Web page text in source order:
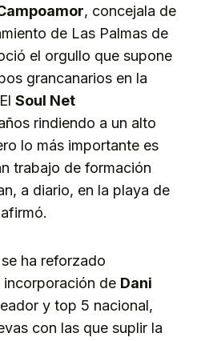
, concejala de
de Las Palmas de
el orgullo que supone
grancanarios en la
Soul Net
rindiendo a un alto
lo más importante es
trabajo de formación
a diario, en la playa de
ha reforzado
incorporación de Dani
y top 5 nacional,
con las que suplir la